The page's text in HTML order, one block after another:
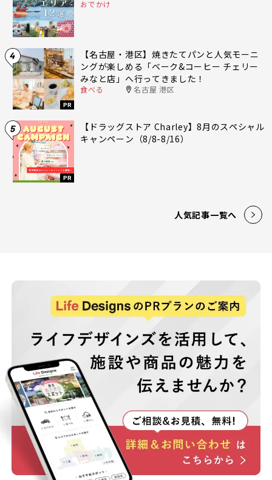
おでかけ
4
PR
【名古屋・港区】焼きたてパンと人気モーニ
ングが楽しめる「ベーク&コーヒー チェリー
みなと店」へ行ってきました！
食べる 名古屋 港区
5
PR
【ドラッグストア Charley】8月のスペシャル
キャンペーン（8/8-8/16）
人気記事一覧へ